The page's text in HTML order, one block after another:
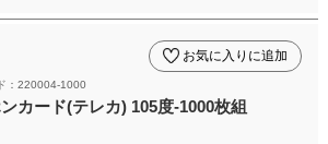
：220004-1000
カード(テレカ) 105度-1000枚組
お気に入りに追加